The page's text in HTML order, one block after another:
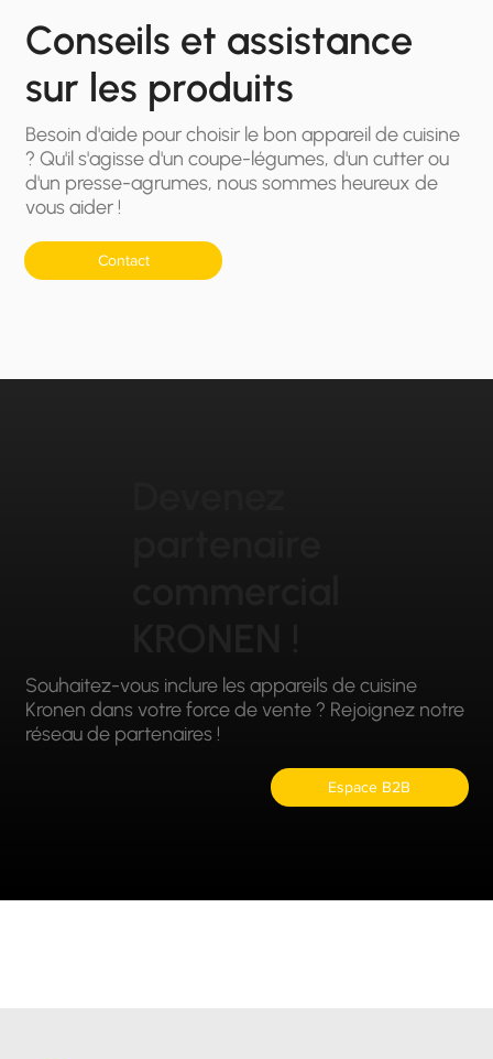
Conseils et assistance
sur les produits
Besoin d'aide pour choisir le bon appareil de cuisine
? Qu'il s'agisse d'un coupe-légumes, d'un cutter ou
d'un presse-agrumes, nous sommes heureux de
vous aider !
Contact
Souhaitez-vous inclure les appareils de cuisine
Kronen dans votre force de vente ? Rejoignez notre
réseau de partenaires !
Espace B2B